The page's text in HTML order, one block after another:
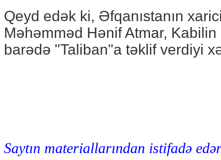
Qeyd edək ki, Əfqanıstanın
Məhəmməd Hənif Atmar,
barədə "Taliban"a təklif verdiyi
Saytın materiallarından istifadə